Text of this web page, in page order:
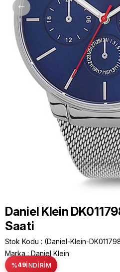
Daniel Klein
Saati
Stok Kodu
(Daniel-Klein-
Marka : Daniel Klein
%49İNDIRIM